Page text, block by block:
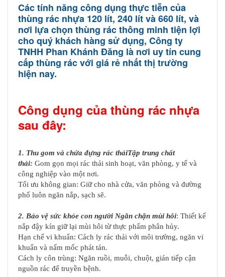
Các tính năng công dụng thực tiễn của
thùng rác nhựa 120 lít, 240 lít và 660 lít, và
nơi lựa chọn thùng rác thông minh tiện lợi
cho quý khách hàng sử dụng, Công ty
TNHH Phan Khánh Đăng là nơi uy tín cung
cấp thùng rác với giá rẻ nhất thị trường
hiện nay.
Công dụng của thùng rác nhựa
sau đây:
1. Thu gom và chứa đựng rác thảiTập trung chất
thải: Gom gọn mọi rác thải sinh hoạt, văn phòng, y tế và
công nghiệp vào một nơi.
Tối ưu không gian: Giữ cho nhà cửa, văn phòng và đường
phố luôn ngăn nắp, sạch sẽ.
2. Bảo vệ sức khỏe con người Ngăn chặn mùi hôi: Thiết kế
nắp đậy kín giữ lại mùi hôi từ thực phẩm phân hủy.
Hạn chế vi khuẩn: Cách ly rác thải với môi trường, ngăn vi
khuẩn và nấm mốc phát tán.
Cách ly côn trùng: Ngăn ruồi, muỗi, chuột, gián tiếp cận
nguồn rác để truyền bệnh.